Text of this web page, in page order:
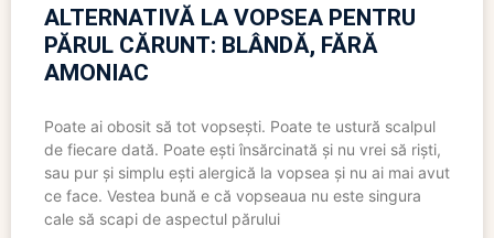
ALTERNATIVĂ LA VOPSEA PENTRU
PĂRUL CĂRUNT: BLÂNDĂ, FĂRĂ
AMONIAC
Poate ai obosit să tot vopsești. Poate te ustură scalpul
de fiecare dată. Poate ești însărcinată și nu vrei să riști,
sau pur și simplu ești alergică la vopsea și nu ai mai avut
ce face. Vestea bună e că vopseaua nu este singura
cale să scapi de aspectul părului